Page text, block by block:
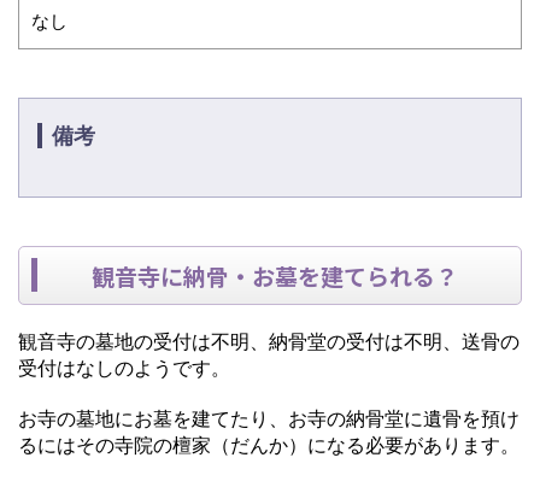
なし
備考
観音寺に納骨・お墓を建てられる？
観音寺の墓地の受付は不明、納骨堂の受付は不明、送骨の
受付はなしのようです。
お寺の墓地にお墓を建てたり、お寺の納骨堂に遺骨を預け
るにはその寺院の檀家（だんか）になる必要があります。